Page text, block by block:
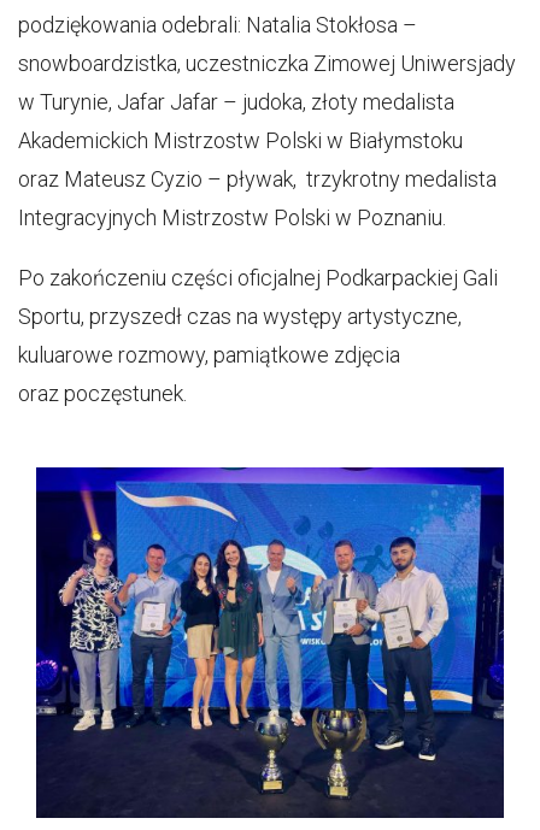
podziękowania odebrali: Natalia Stokłosa –
snowboardzistka, uczestniczka Zimowej Uniwersjady
w Turynie, Jafar Jafar – judoka, złoty medalista
Akademickich Mistrzostw Polski w Białymstoku
oraz Mateusz Cyzio – pływak, trzykrotny medalista
Integracyjnych Mistrzostw Polski w Poznaniu.
Po zakończeniu części oficjalnej Podkarpackiej Gali
Sportu, przyszedł czas na występy artystyczne,
kuluarowe rozmowy, pamiątkowe zdjęcia
oraz poczęstunek.